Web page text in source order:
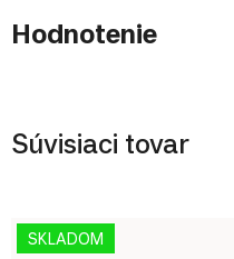
Hodnotenie
Súvisiaci tovar
SKLADOM